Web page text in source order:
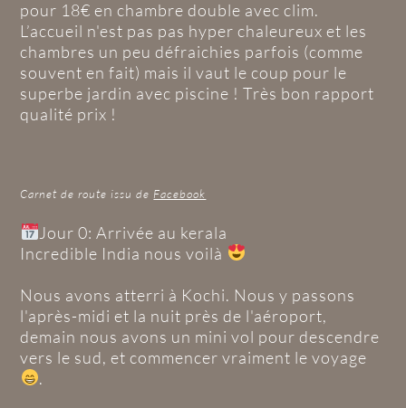
pour 18€ en chambre double avec clim.
L’accueil n'est pas pas hyper chaleureux et les
chambres un peu défraichies parfois (comme
souvent en fait) mais il vaut le coup pour le
superbe jardin avec piscine ! Très bon rapport
qualité prix !
Carnet de route issu de Facebook
Jour 0: Arrivée au kerala
Incredible India nous voilà
Nous avons atterri à Kochi. Nous y passons
l'après-midi et la nuit près de l'aéroport,
demain nous avons un mini vol pour descendre
vers le sud, et commencer vraiment le voyage
.